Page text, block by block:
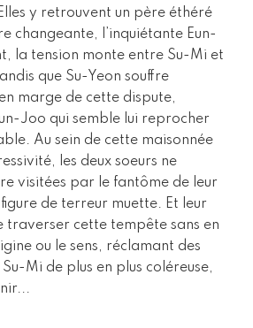
y retrouvent un père éthéré
changeante, l’inquiétante Eun-
la tension monte entre Su-Mi et
que Su-Yeon souffre
marge de cette dispute,
Joo qui semble lui reprocher
Au sein de cette maisonnée
les deux soeurs ne
visitées par le fantôme de leur
de terreur muette. Et leur
traverser cette tempête sans en
ou le sens, réclamant des
Mi de plus en plus coléreuse,